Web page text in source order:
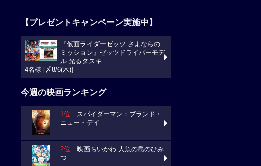
【プレゼントキャンペーン実施中】
『仮面ライダーゼッツ さよならの
ミッション』ゼッツドライバーモデ
ル 光るタスキ
4名様 [〆8/6(木)]
今週の映画ランキング
1位 スパイダーマン：ブランド・
ニュー・デイ
2位 映画ちいかわ 人魚の島のひみ
つ